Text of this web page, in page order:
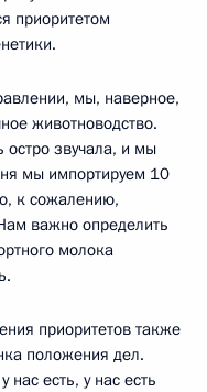
приоритетом
мы, наверное,
животноводство.
остро звучала, и мы
мы импортируем 10
к сожалению,
важно определить
молока
приоритетов также
положения дел.
есть, у нас есть